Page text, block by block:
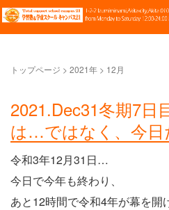
トップページ > 2021年 > 12月
2021.Dec31冬期7日
は…ではなく、今日
令和3年12月31日…
今日で今年も終わり、
あと12時間で令和4年が幕を開